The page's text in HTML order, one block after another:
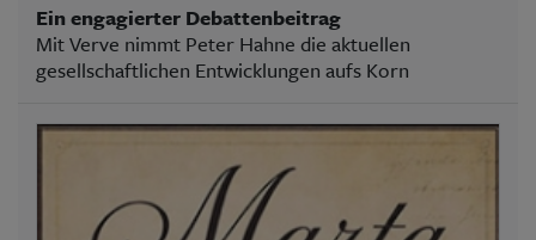
Ein engagierter Debattenbeitrag
Mit Verve nimmt Peter Hahne die aktuellen
gesellschaftlichen Entwicklungen aufs Korn